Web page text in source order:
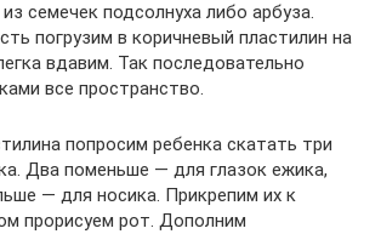
семечек подсолнуха либо арбуза.
погрузим в коричневый пластилин на
вдавим. Так последовательно
все пространство.
попросим ребенка скатать три
Два поменьше — для глазок ежика,
— для носика. Прикрепим их к
прорисуем рот. Дополним